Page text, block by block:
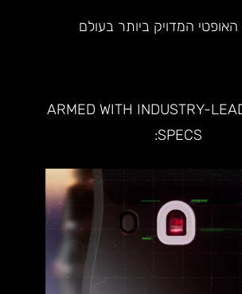
האופטי המדויק ביותר בעולם
ARMED WITH INDUSTRY-
SPECS: